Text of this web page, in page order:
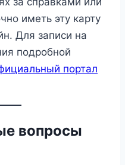
иметь эту карту
Для записи на
подробной
портал
вопросы